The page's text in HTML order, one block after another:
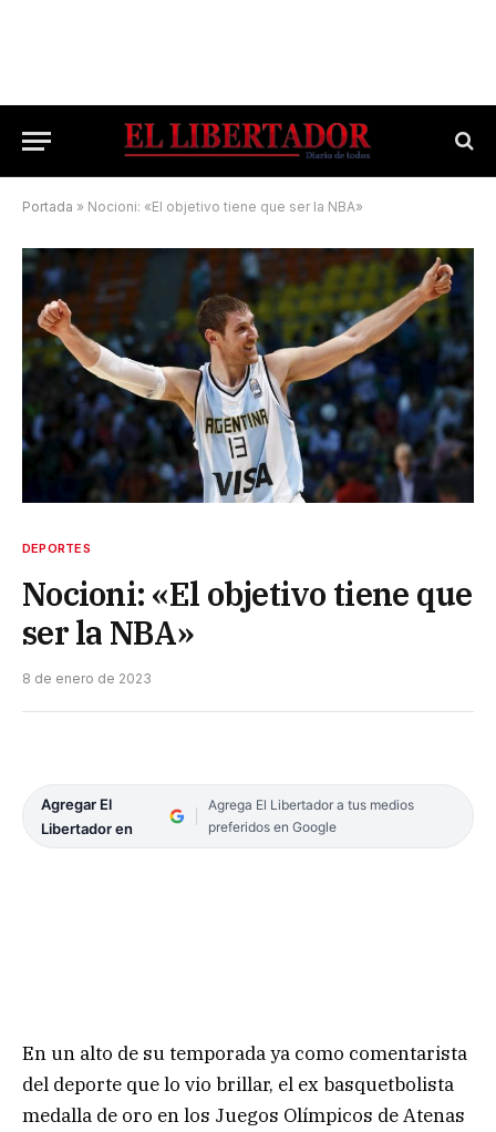
Portada » Nocioni: «El objetivo tiene que ser la NBA»
DEPORTES
Nocioni: «El objetivo tiene que
ser la NBA»
8 de enero de 2023
Agregar El
Libertador en
Agrega El Libertador a tus medios
preferidos en Google
En un alto de su temporada ya como comentarista
del deporte que lo vio brillar, el ex basquetbolista
medalla de oro en los Juegos Olímpicos de Atenas